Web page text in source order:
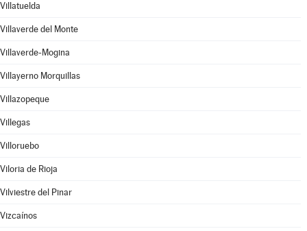
Villatuelda
Villaverde del Monte
Villaverde-Mogina
Villayerno Morquillas
Villazopeque
Villegas
Villoruebo
Viloria de Rioja
Vilviestre del Pinar
Vizcaínos